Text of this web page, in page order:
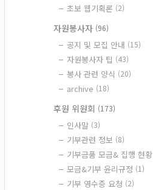
초보 웹기획론 (2)
자원봉사자 (96)
공지 및 모집 안내 (15)
자원봉사자 팁 (43)
봉사 관련 양식 (20)
archive (18)
후원 위원회 (173)
인사말 (3)
기부관련 정보 (8)
기부금품 모금& 집행 현황
모금&기부 윤리규정 (1)
기부 영수증 요청 (2)